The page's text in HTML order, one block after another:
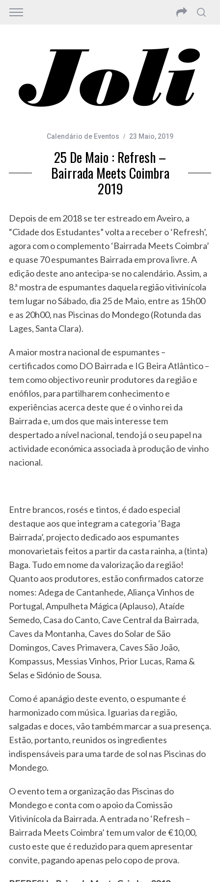
Calendário de Eventos 23 Maio, 2019
25 De Maio : Refresh –
Bairrada Meets Coimbra
2019
Depois de em 2018 se ter estreado em Aveiro, a
“Cidade dos Estudantes” volta a receber o ‘Refresh’,
agora com o complemento ‘Bairrada Meets Coimbra’
e quase 70 espumantes Bairrada em prova livre. A
edição deste ano antecipa-se no calendário. Assim, a
8.ª mostra de espumantes daquela região vitivinícola
tem lugar no Sábado, dia 25 de Maio, entre as 15h00
e as 20h00, nas Piscinas do Mondego (Rotunda das
Lages, Santa Clara).
A maior mostra nacional de espumantes –
certificados como DO Bairrada e IG Beira Atlântico –
tem como objectivo reunir produtores da região e
enófilos, para partilharem conhecimento e
experiências acerca deste que é o vinho rei da
Bairrada e, um dos que mais interesse tem
despertado a nível nacional, tendo já o seu papel na
actividade económica associada à produção de vinho
nacional.
Entre brancos, rosés e tintos, é dado especial
destaque aos que integram a categoria ‘Baga
Bairrada’, projecto dedicado aos espumantes
monovarietais feitos a partir da casta rainha, a (tinta)
Baga. Tudo em nome da valorização da região!
Quanto aos produtores, estão confirmados catorze
nomes: Adega de Cantanhede, Aliança Vinhos de
Portugal, Ampulheta Mágica (Aplauso), Ataíde
Semedo, Casa do Canto, Cave Central da Bairrada,
Caves da Montanha, Caves do Solar de São
Domingos, Caves Primavera, Caves São João,
Kompassus, Messias Vinhos, Prior Lucas, Rama &
Selas e Sidónio de Sousa.
Como é apanágio deste evento, o espumante é
harmonizado com música. Iguarias da região,
salgadas e doces, vão também marcar a sua presença.
Estão, portanto, reunidos os ingredientes
indispensáveis para uma tarde de sol nas Piscinas do
Mondego.
O evento tem a organização das Piscinas do
Mondego e conta com o apoio da Comissão
Vitivinícola da Bairrada. A entrada no ‘Refresh –
Bairrada Meets Coimbra’ tem um valor de €10,00,
custo este que é reduzido para quem apresentar
convite, pagando apenas pelo copo de prova.
e